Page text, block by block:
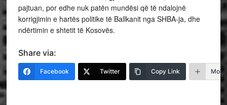
pajtuan, por edhe nuk patën mundësi që të ndalojnë
korrigjimin e hartës politike të Ballkanit nga SHBA-ja, dhe
ndërtimin e shtetit të Kosovës.
Share via:
Facebook Twitter Copy Link More